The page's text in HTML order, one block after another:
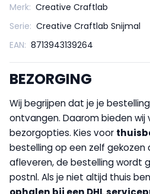
Merk: Creative Craftlab
Serie: Creative Craftlab Snijmal
EAN: 8713943139264
BEZORGING
Wij begrijpen dat je je
ontvangen. Daarom bieden wij
bezorgopties. Kies voor
bestelling op een zelf gekozen
afleveren, de bestelling wordt
postnl. Als je niet altijd thuis